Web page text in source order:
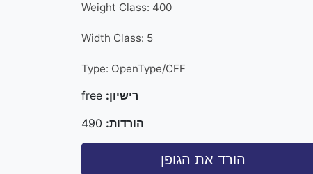
Weight Class: 400
Width Class: 5
Type: OpenType/CFF
רישיון:
הורדות:
הורד את הגופן